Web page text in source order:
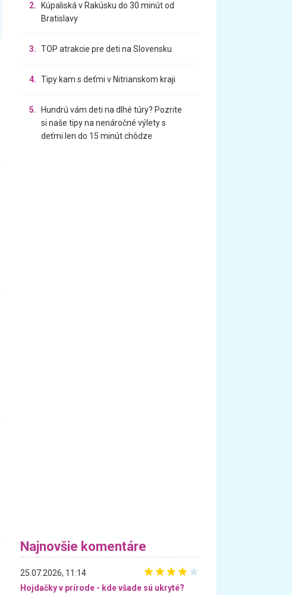
2.
Kúpaliská v Rakúsku do 30 minút od
Bratislavy
3. TOP atrakcie pre deti na Slovensku
4. Tipy kam s deťmi v Nitrianskom kraji
5.
Hundrú vám deti na dlhé túry? Pozrite
si naše tipy na nenáročné výlety s
deťmi len do 15 minút chôdze
Najnovšie komentáre
25.07.2026, 11:14
Hojdačky v prírode - kde všade sú ukryté?